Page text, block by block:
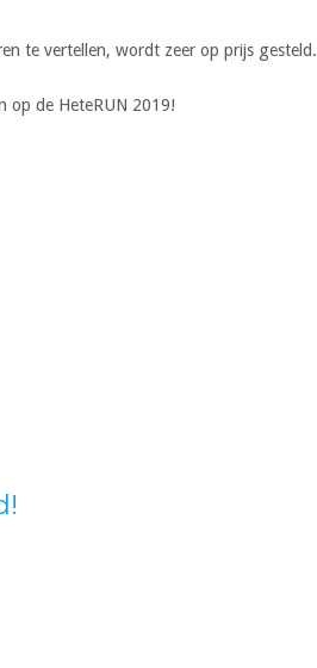
te vertellen, wordt zeer op prijs gesteld.
op de HeteRUN 2019!